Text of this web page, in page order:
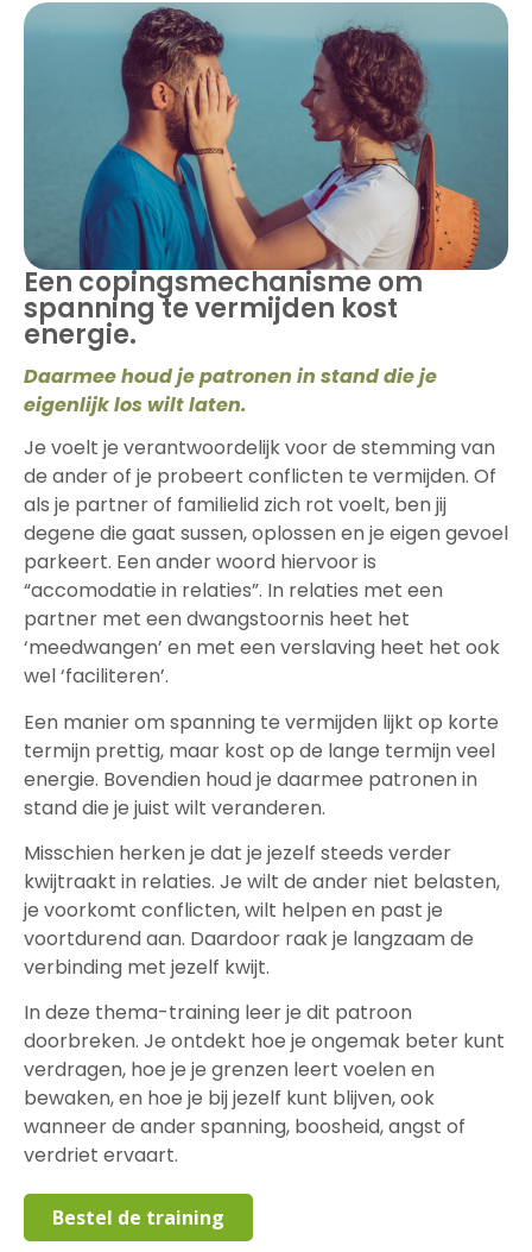
Een copingsmechanisme om
spanning te vermijden kost
energie.
Daarmee houd je patronen in stand die je
eigenlijk los wilt laten.
Je voelt je verantwoordelijk voor de stemming van
de ander of je probeert conflicten te vermijden. Of
als je partner of familielid zich rot voelt, ben jij
degene die gaat sussen, oplossen en je eigen gevoel
parkeert. Een ander woord hiervoor is
“accomodatie in relaties”. In relaties met een
partner met een dwangstoornis heet het
‘meedwangen’ en met een verslaving heet het ook
wel ‘faciliteren’.
Een manier om spanning te vermijden lijkt op korte
termijn prettig, maar kost op de lange termijn veel
energie. Bovendien houd je daarmee patronen in
stand die je juist wilt veranderen.
Misschien herken je dat je jezelf steeds verder
kwijtraakt in relaties. Je wilt de ander niet belasten,
je voorkomt conflicten, wilt helpen en past je
voortdurend aan. Daardoor raak je langzaam de
verbinding met jezelf kwijt.
In deze thema-training leer je dit patroon
doorbreken. Je ontdekt hoe je ongemak beter kunt
verdragen, hoe je je grenzen leert voelen en
bewaken, en hoe je bij jezelf kunt blijven, ook
wanneer de ander spanning, boosheid, angst of
verdriet ervaart.
Bestel de training